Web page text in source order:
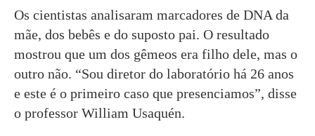
Os cientistas analisaram marcadores de DNA da
mãe, dos bebês e do suposto pai. O resultado
mostrou que um dos gêmeos era filho dele, mas o
outro não. “Sou diretor do laboratório há 26 anos
e este é o primeiro caso que presenciamos”, disse
o professor William Usaquén.